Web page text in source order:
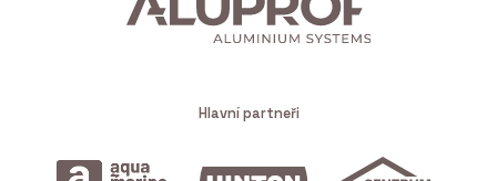
Hlavní partneři